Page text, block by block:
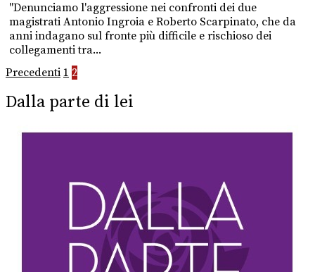
"Denunciamo l'aggressione nei confronti dei due
magistrati Antonio Ingroia e Roberto Scarpinato, che da
anni indagano sul fronte più difficile e rischioso dei
collegamenti tra...
Paginazione
degli
articoli
Precedenti 1 2
Dalla parte di lei